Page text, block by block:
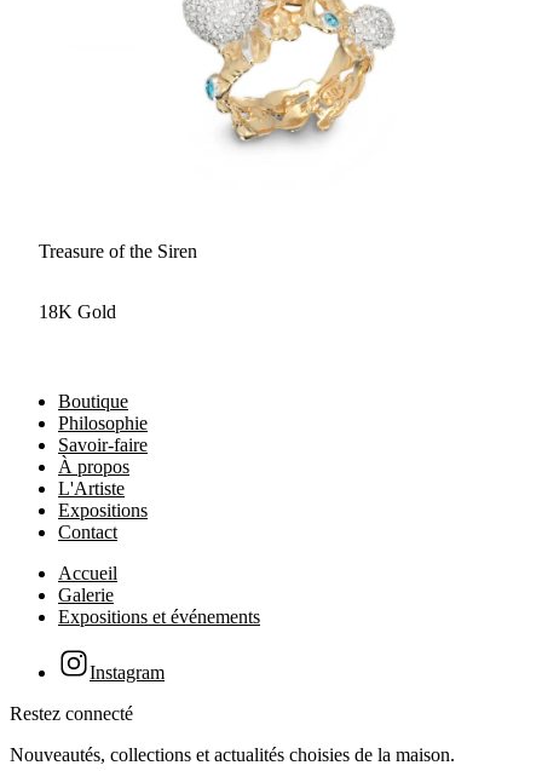
Treasure of the Siren
18K Gold
Boutique
Philosophie
Savoir-faire
À propos
L'Artiste
Expositions
Contact
Accueil
Galerie
Expositions et événements
Instagram
Restez connecté
Nouveautés, collections et actualités choisies de la maison.